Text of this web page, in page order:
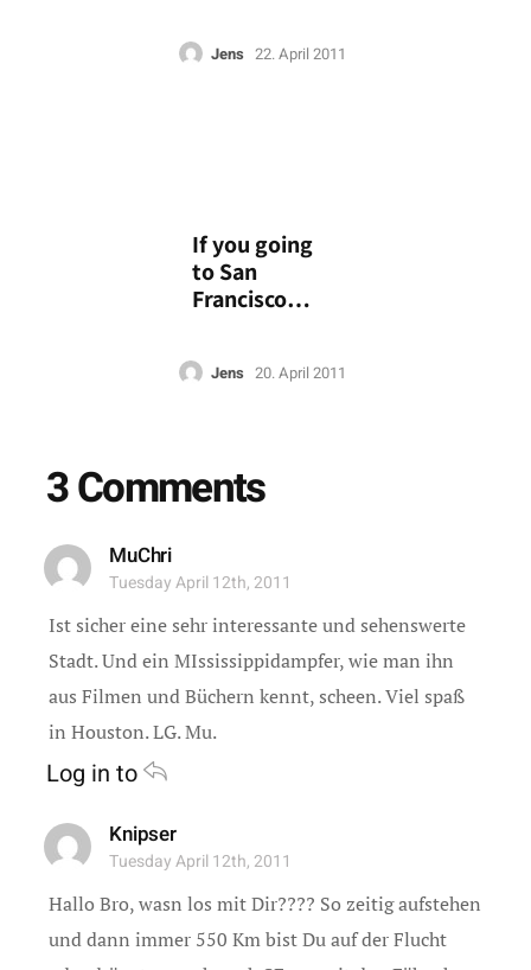
Jens 22. April 2011
If you going
to San
Francisco…
Jens 20. April 2011
3 Comments
MuChri
Tuesday April 12th, 2011
Ist sicher eine sehr interessante und sehenswerte
Stadt. Und ein MIssissippidampfer, wie man ihn
aus Filmen und Büchern kennt, scheen. Viel spaß
in Houston. LG. Mu.
Log in to
Knipser
Tuesday April 12th, 2011
Hallo Bro, wasn los mit Dir???? So zeitig aufstehen
und dann immer 550 Km bist Du auf der Flucht